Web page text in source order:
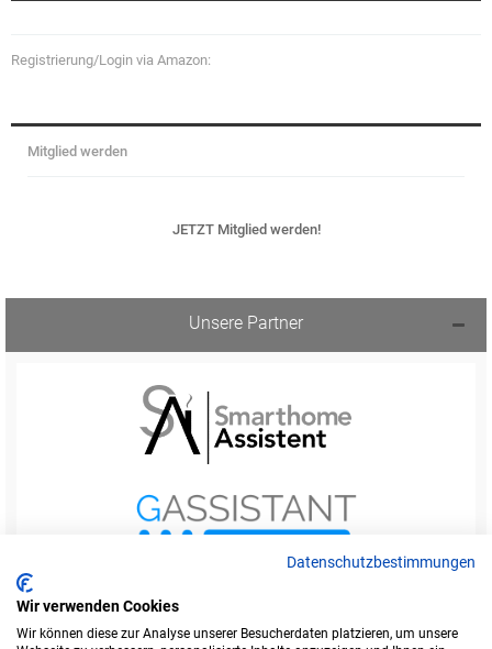
Registrierung/Login via Amazon:
Mitglied werden
JETZT Mitglied werden!
Unsere Partner
Datenschutzbestimmungen
Wir verwenden Cookies
Wir können diese zur Analyse unserer Besucherdaten platzieren, um unsere